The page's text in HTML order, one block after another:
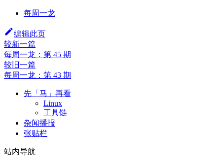
每周一龙
编辑此页
较新一篇
每周一龙：第 45 期
较旧一篇
每周一龙：第 43 期
先「马」再看
Linux
工具链
杂闻播报
张贴栏
站内导航